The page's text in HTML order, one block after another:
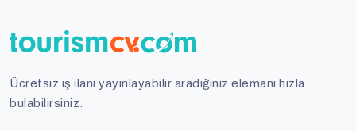
Ücretsiz iş ilanı yayınlayabilir aradığınız elemanı hızla
bulabilirsiniz.